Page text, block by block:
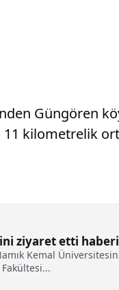
Güngören
kilometrelik
ziyaret etti haberi
Kemal